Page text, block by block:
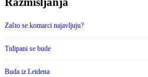
Zašto se komarci najavljuju?
Tulipani se bude
Buda iz Leidena